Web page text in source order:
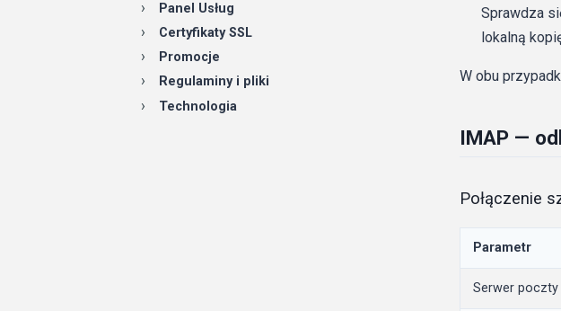
Panel Usług
Certyfikaty SSL
Promocje
Regulaminy i pliki
Technologia
Sprawdza
lokalną
W obu
IMAP —
Połączenie
Parametr
Serwer